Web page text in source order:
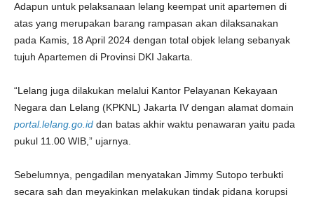
Adapun untuk pelaksanaan lelang keempat unit apartemen di
atas yang merupakan barang rampasan akan dilaksanakan
pada Kamis, 18 April 2024 dengan total objek lelang sebanyak
tujuh Apartemen di Provinsi DKI Jakarta.
“Lelang juga dilakukan melalui Kantor Pelayanan Kekayaan
Negara dan Lelang (KPKNL) Jakarta IV dengan alamat domain
portal.lelang.go.id dan batas akhir waktu penawaran yaitu pada
pukul 11.00 WIB,” ujarnya.
Sebelumnya, pengadilan menyatakan Jimmy Sutopo terbukti
secara sah dan meyakinkan melakukan tindak pidana korupsi